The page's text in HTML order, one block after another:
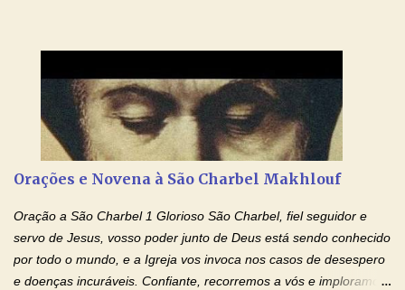
o mesmo Espírito e gozemos sempre da sua consolação. Por
Cristo, Senhor Nosso. Amém. Creio: Creio em Deus Pai Todo-
Poderoso, Criador do céu e da terra; e em Jesus Cristo, seu
único Filho, nosso Senhor; que foi concebido pelo poder do Espí­
foi crucificado, morto e sepultado. Desceu à mansão dos mortos;
ressuscitou ao terceiro dia; subiu aos céus, está sentado à direita
de Deus Pai todo-poderoso, donde há de vir a julgar os v...
Orações e Novena à São Charbel Makhlouf
Oração a São Charbel 1 Glorioso São Charbel, fiel seguidor e
servo de Jesus, vosso poder junto de Deus está sendo conhecido
por todo o mundo, e a Igreja vos invoca nos casos de desespero
e doenças incuráveis. Confiante, recorremos a vós e imploramos